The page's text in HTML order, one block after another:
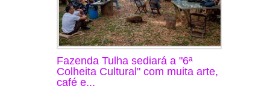
Fazenda Tulha sediará a "6ª
Colheita Cultural" com muita arte,
café e...